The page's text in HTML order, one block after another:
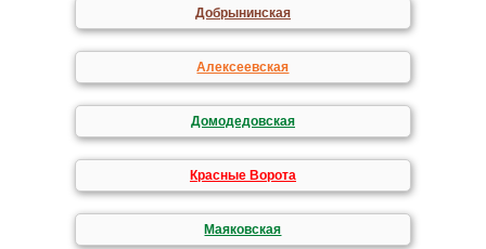
Добрынинская
Алексеевская
Домодедовская
Красные Ворота
Маяковская